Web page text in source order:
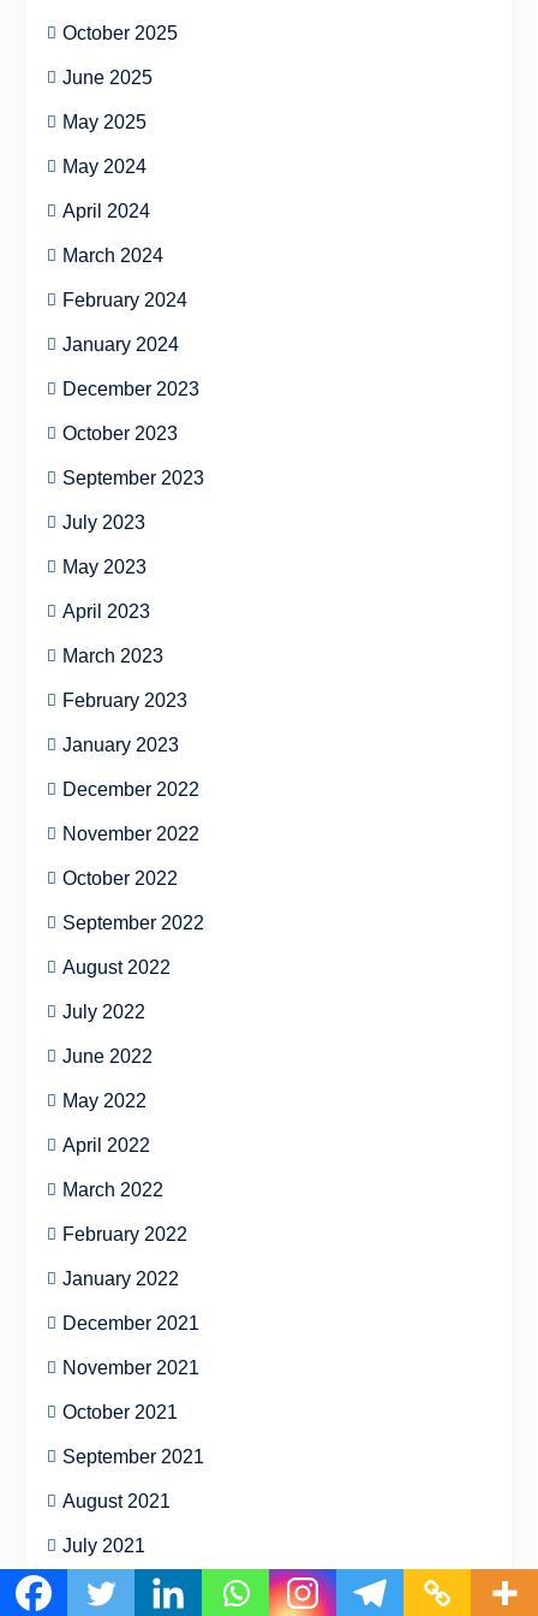
October 2025
June 2025
May 2025
May 2024
April 2024
March 2024
February 2024
January 2024
December 2023
October 2023
September 2023
July 2023
May 2023
April 2023
March 2023
February 2023
January 2023
December 2022
November 2022
October 2022
September 2022
August 2022
July 2022
June 2022
May 2022
April 2022
March 2022
February 2022
January 2022
December 2021
November 2021
October 2021
September 2021
August 2021
July 2021
June 2021